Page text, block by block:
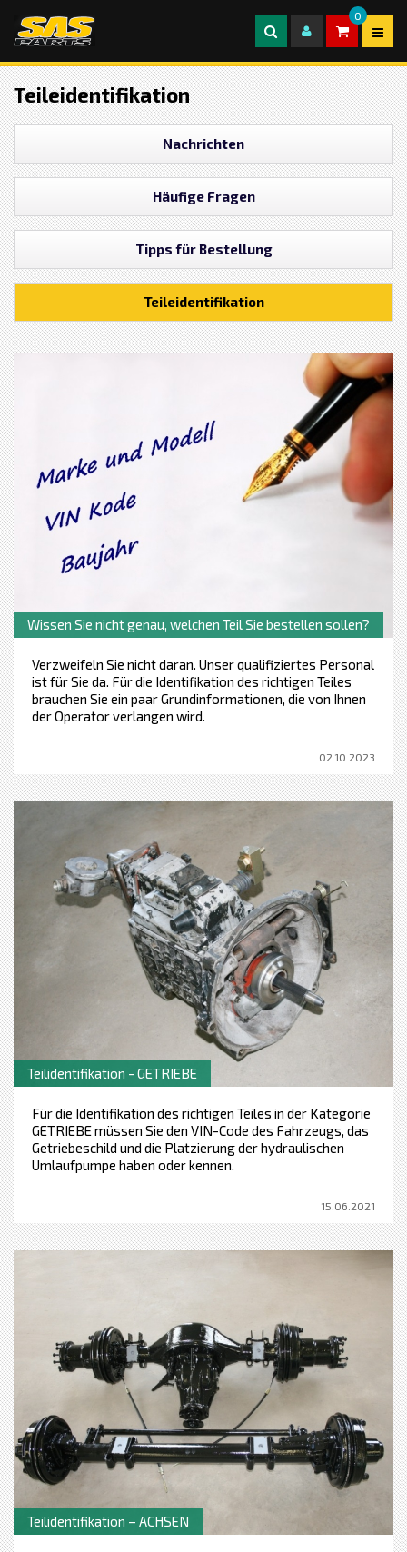
0
Teileidentifikation
Nachrichten
Häufige Fragen
Tipps für Bestellung
Teileidentifikation
Wissen Sie nicht genau, welchen Teil Sie bestellen sollen?
Verzweifeln Sie nicht daran. Unser qualifiziertes Personal
ist für Sie da. Für die Identifikation des richtigen Teiles
brauchen Sie ein paar Grundinformationen, die von Ihnen
der Operator verlangen wird.
02.10.2023
Teilidentifikation - GETRIEBE
Für die Identifikation des richtigen Teiles in der Kategorie
GETRIEBE müssen Sie den VIN-Code des Fahrzeugs, das
Getriebeschild und die Platzierung der hydraulischen
Umlaufpumpe haben oder kennen.
15.06.2021
Teilidentifikation – ACHSEN